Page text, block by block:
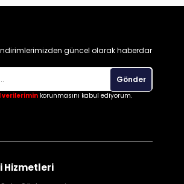
güncel olarak haberdar
Gönder
verileriminkorunmasını kabul ediyorum.
Hizmetleri